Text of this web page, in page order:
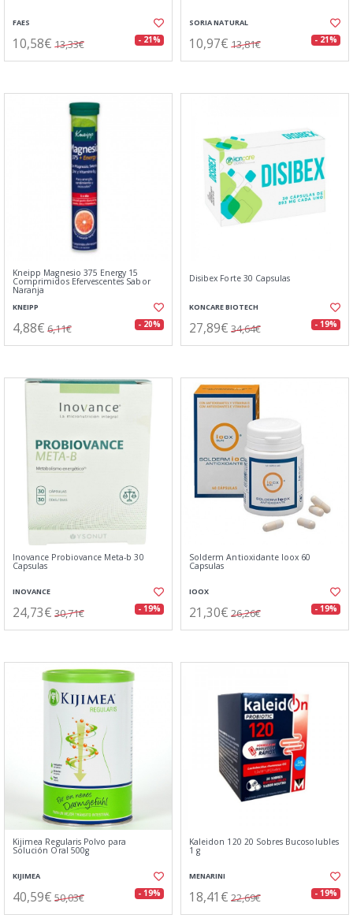
FAES
10,58€ 13,33€ - 21%
SORIA NATURAL
10,97€ 13,81€ - 21%
Kneipp Magnesio 375 Energy 15
Comprimidos Efervescentes Sabor
Naranja
KNEIPP
4,88€ 6,11€ - 20%
Disibex Forte 30 Capsulas
KONCARE BIOTECH
27,89€ 34,64€ - 19%
Inovance Probiovance Meta-b 30
Capsulas
INOVANCE
24,73€ 30,71€ - 19%
Solderm Antioxidante Ioox 60
Capsulas
IOOX
21,30€ 26,26€ - 19%
Kijimea Regularis Polvo para
Solución Oral 500g
KIJIMEA
40,59€ 50,03€ - 19%
Kaleidon 120 20 Sobres Bucosolubles
1 g
MENARINI
18,41€ 22,69€ - 19%